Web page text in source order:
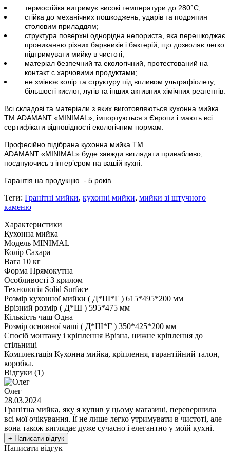
термостійка витримує високі температури до 280°С;
стійка до механічних пошкоджень, ударів та подряпин
столовим приладдям;
структура поверхні однорідна непориста, яка перешкоджає
прониканню різних барвників і бактерій, що дозволяє легко
підтримувати мийку в чистоті;
матеріал безпечний та екологічний, протестований на
контакт с харчовими продуктами;
не змінює колір та структуру під впливом ультрафіолету,
більшості кислот, лугів та інших активних хімічних реагентів.
Всі складові та матеріали з яких виготовляються кухонна мийка
ТМ ADAMANT «MINIMAL » , імпортуються з Європи і мають всі
сертифікати відповідності екологічним нормам.
Професійно підібрана кухонна мийка ТМ
ADAMANT «MINIMAL » буде завжди виглядати привабливо,
поєднуючись з інтер’єром на вашій кухні.
Гарантія на продукцію - 5 років.
Теги: Гранітні мийки, кухонні мийки, мийки зі штучного
каменю
Характеристики
Кухонна мийка
Модель MINIMAL
Колір Сахара
Вага 10 кг
Форма Прямокутна
Особливості З крилом
Технологія Solid Surface
Розмір кухонної мийки ( Д*Ш*Г ) 615*495*200 мм
Врізний розмір ( Д*Ш ) 595*475 мм
Кількість чаш Одна
Розмір основної чаші ( Д*Ш*Г ) 350*425*200 мм
Спосіб монтажу і кріплення Врізна, нижне кріплення до
стільниці
Комплектація Кухонна мийка, кріплення, гарантійний талон,
коробка.
Відгуки (1)
Олег
28.03.2024
Гранітна мийка, яку я купив у цьому магазині, перевершила
всі мої очікування. Її не лише легко утримувати в чистоті, але
вона також виглядає дуже сучасно і елегантно у моїй кухні.
+ Написати відгук
Написати відгук